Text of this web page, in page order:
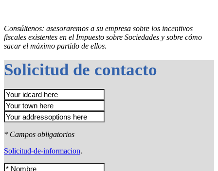
Consúltenos: asesoraremos a su empresa sobre los incentivos
fiscales existentes en el Impuesto sobre Sociedades y sobre cómo
sacar el máximo partido de ellos.
Solicitud de contacto
* Campos obligatorios
Solicitud-de-informacion.